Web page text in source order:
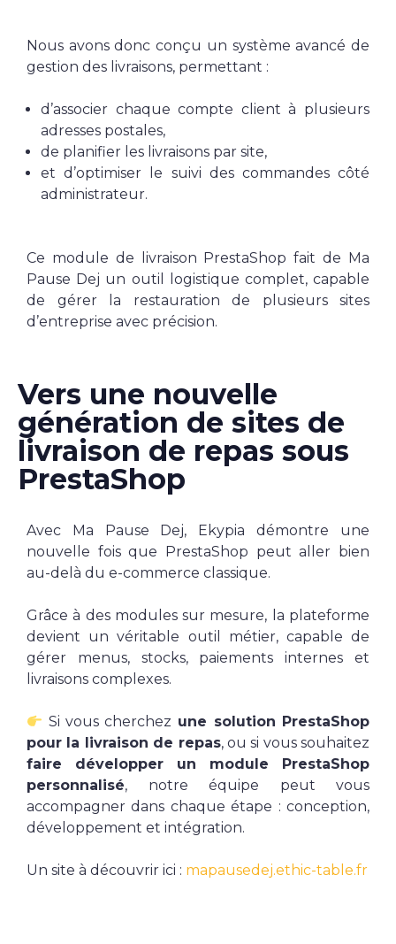
Nous avons donc conçu un système avancé de
gestion des livraisons, permettant :
d’associer chaque compte client à plusieurs
adresses postales,
de planifier les livraisons par site,
et d’optimiser le suivi des commandes côté
administrateur.
Ce module de livraison PrestaShop fait de Ma
Pause Dej un outil logistique complet, capable
de gérer la restauration de plusieurs sites
d’entreprise avec précision.
Vers une nouvelle
génération de sites de
livraison de repas sous
PrestaShop
Avec Ma Pause Dej, Ekypia démontre une
nouvelle fois que PrestaShop peut aller bien
au-delà du e-commerce classique.
Grâce à des modules sur mesure, la plateforme
devient un véritable outil métier, capable de
gérer menus, stocks, paiements internes et
livraisons complexes.
Si vous cherchez une solution PrestaShop
pour la livraison de repas, ou si vous souhaitez
faire développer un module PrestaShop
personnalisé, notre équipe peut vous
accompagner dans chaque étape : conception,
développement et intégration.
Un site à découvrir ici : mapausedej.ethic-table.fr